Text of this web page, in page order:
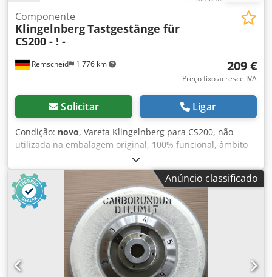
Remscheid 1 776 km
Componente
KlingelnbergTastgestänge für
CS200 - ! -
209 €
Preço fixo acresce IVA
Solicitar Ligar
Condição: novo, Vareta Klingelnberg para CS200, não
utilizada na embalagem original, 100% funcional, âmbito
de entrega de acordo com as fotos Chjdji Ebv Sjpfx An Eoa
Anúncio classificado